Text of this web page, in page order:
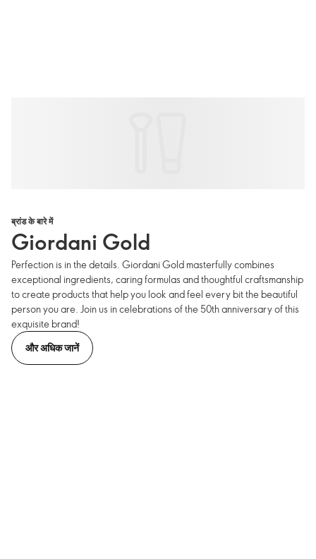
ब्रांड के बारे में
Giordani Gold
Perfection is in the details. Giordani Gold masterfully combines
exceptional ingredients, caring formulas and thoughtful craftsmanship
to create products that help you look and feel every bit the beautiful
person you are. Join us in celebrations of the 50th anniversary of this
exquisite brand!
और अधिक जानें